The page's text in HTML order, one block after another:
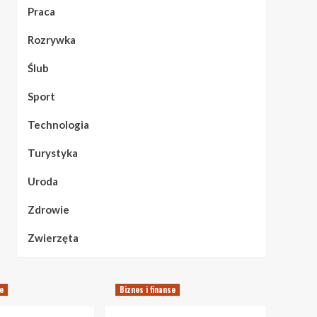
Praca
Rozrywka
Ślub
Sport
Technologia
Turystyka
Uroda
Zdrowie
Zwierzęta
Biznes i finanse